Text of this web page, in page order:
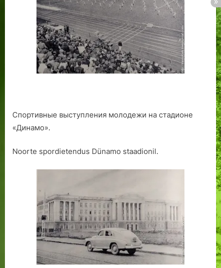
Спортивные выступления молодежи на стадионе
«Динамо».
Noorte spordietendus Dünamo staadionil.